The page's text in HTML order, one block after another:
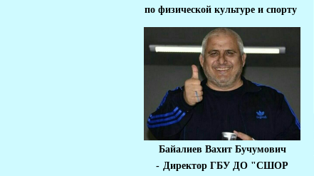
по физической культуре и спорту
Байалиев Вахит Бучумович
- Директор ГБУ ДО "СШОР